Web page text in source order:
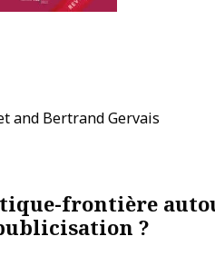
and Bertrand Gervais
frontière
?